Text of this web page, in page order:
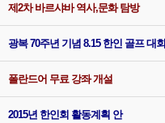
제2차 바르샤바 역사,문화 탐방
광복 70주년 기념 8.15 한인 골프 대회
폴란드어 무료 강좌 개설
2015년 한인회 활동계획 안